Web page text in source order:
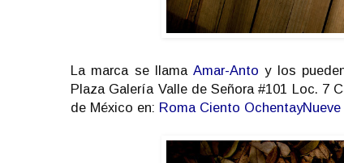
La marca se llama Amar-Anto y los
Plaza Galería Valle de Señora #101 Loc. 7
de México en: Roma Ciento OchentayNueve